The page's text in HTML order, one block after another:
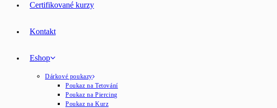
Certifikované kurzy
Kontakt
Eshop
Dárkové poukazy
Poukaz na Tetování
Poukaz na Piercing
Poukaz na Kurz